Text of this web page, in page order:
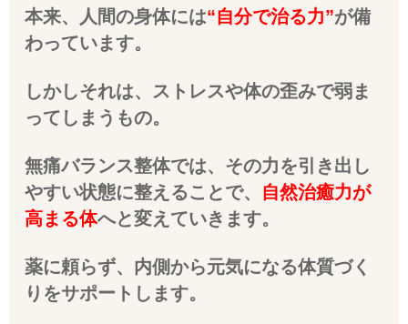
本来、人間の身体には“自分で治る力”が備
わっています。
しかしそれは、ストレスや体の歪みで弱ま
ってしまうもの。
無痛バランス整体では、その力を引き出し
やすい状態に整えることで、 自然治癒力が
高まる体へと変えていきます。
薬に頼らず、内側から元気になる体質づく
りをサポートします。